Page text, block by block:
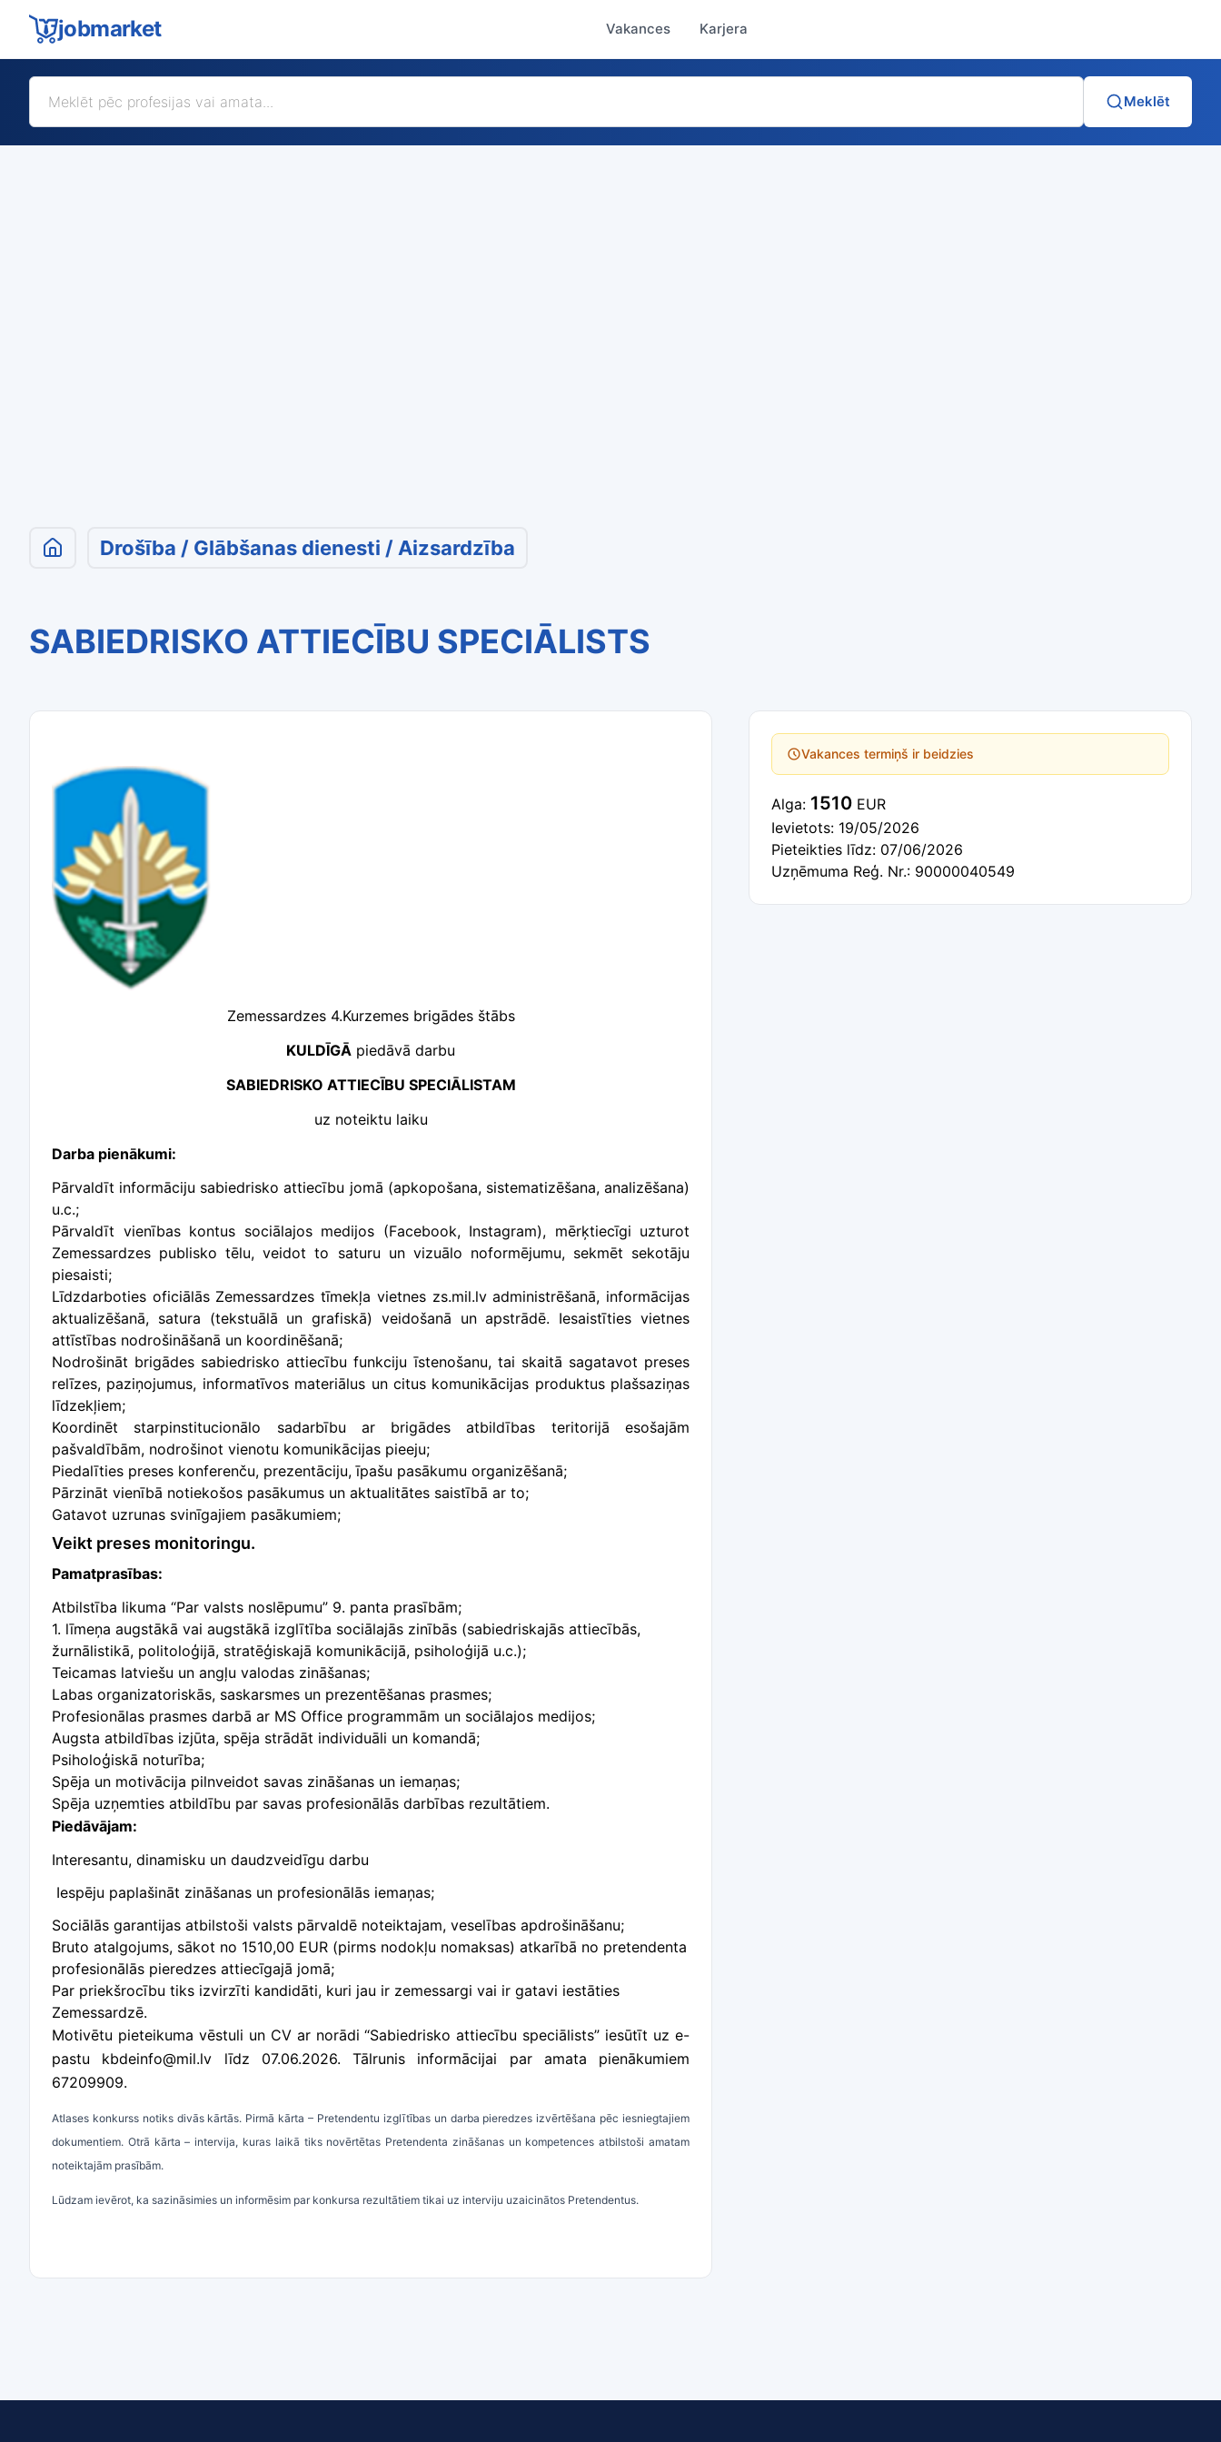
jobmarket Vakances Karjera
Meklēt
Drošība / Glābšanas dienesti / Aizsardzība
SABIEDRISKO ATTIECĪBU SPECIĀLISTS
Zemessardzes 4.Kurzemes brigādes štābs
KULDĪGĀ piedāvā darbu
SABIEDRISKO ATTIECĪBU SPECIĀLISTAM
uz noteiktu laiku
Darba pienākumi:
Pārvaldīt informāciju sabiedrisko attiecību jomā (apkopošana, sistematizēšana, analizēšana)
u.c.;
Pārvaldīt vienības kontus sociālajos medijos (Facebook, Instagram), mērķtiecīgi uzturot
Zemessardzes publisko tēlu,veidot to saturu un vizuālo noformējumu, sekmēt sekotāju
piesaisti;
Līdzdarboties oficiālās Zemessardzes tīmekļa vietnes zs.mil.lv administrēšanā, informācijas
aktualizēšanā, satura (tekstuālā un grafiskā) veidošanā un apstrādē. Iesaistīties vietnes
attīstības nodrošināšanā un koordinēšanā;
Nodrošināt brigādes sabiedrisko attiecību funkciju īstenošanu, tai skaitā sagatavot preses
relīzes, paziņojumus, informatīvos materiālus un citus komunikācijas produktus plašsaziņas
līdzekļiem;
Koordinēt starpinstitucionālo sadarbību ar brigādes atbildības teritorijā esošajām
pašvaldībām, nodrošinot vienotu komunikācijas pieeju;
Piedalīties preses konferenču, prezentāciju, īpašu pasākumu organizēšanā;
Pārzināt vienībā notiekošos pasākumus un aktualitātes saistībā ar to;
Gatavot uzrunas svinīgajiem pasākumiem;
Veikt preses monitoringu.
Pamatprasības:
Atbilstība likuma “Par valsts noslēpumu” 9. panta prasībām;
1. līmeņa augstākā vai augstākā izglītība sociālajās zinībās (sabiedriskajās attiecībās,
žurnālistikā, politoloģijā, stratēģiskajā komunikācijā, psiholoģijā u.c.);
Teicamas latviešu un angļu valodas zināšanas;
Labas organizatoriskās, saskarsmes un prezentēšanas prasmes;
Profesionālas prasmes darbā ar MS Office programmām un sociālajos medijos;
Augsta atbildības izjūta, spēja strādāt individuāli un komandā;
Psiholoģiskā noturība;
Spēja un motivācija pilnveidot savas zināšanas un iemaņas;
Spēja uzņemties atbildību par savas profesionālās darbības rezultātiem.
Piedāvājam:
Interesantu, dinamisku un daudzveidīgu darbu
Iespēju paplašināt zināšanas un profesionālās iemaņas;
Sociālās garantijas atbilstoši valsts pārvaldē noteiktajam, veselības apdrošināšanu;
Bruto atalgojums, sākot no 1510,00 EUR (pirms nodokļu nomaksas) atkarībā no pretendenta
profesionālās pieredzes attiecīgajā jomā;
Par priekšrocību tiks izvirzīti kandidāti, kuri jau ir zemessargi vai ir gatavi iestāties
Zemessardzē.
Motivētu pieteikuma vēstuli un CV ar norādi “Sabiedrisko attiecību speciālists” iesūtīt uz e-
pastu
kbdeinfo@mil.lv līdz 07.06.2026. Tālrunis informācijai par amata pienākumiem
67209909.
Atlases konkurss notiks divās kārtās. Pirmā kārta – Pretendentu izglītības un darba pieredzes izvērtēšana pēc iesniegtajiem
dokumentiem. Otrā kārta – intervija, kuras laikā tiks novērtētas Pretendenta zināšanas un kompetences atbilstoši amatam
noteiktajām prasībām.
Lūdzam ievērot, ka sazināsimies un informēsim par konkursa rezultātiem tikai uz interviju uzaicinātos Pretendentus.
Vakances termiņš ir beidzies
Alga: 1510 EUR
Ievietots: 19/05/2026
Pieteikties līdz: 07/06/2026
Uzņēmuma Reģ. Nr.: 90000040549